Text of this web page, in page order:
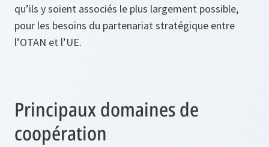
qu’ils y soient associés le plus largement possible,
pour les besoins du partenariat stratégique entre
l’OTAN et l’UE.
Principaux domaines de
coopération